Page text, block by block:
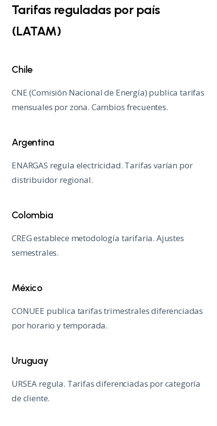
Tarifas reguladas por país
(LATAM)
Chile
CNE (Comisión Nacional de Energía) publica tarifas
mensuales por zona. Cambios frecuentes.
Argentina
ENARGAS regula electricidad. Tarifas varían por
distribuidor regional.
Colombia
CREG establece metodología tarifaria. Ajustes
semestrales.
México
CONUEE publica tarifas trimestrales diferenciadas
por horario y temporada.
Uruguay
URSEA regula. Tarifas diferenciadas por categoría
de cliente.